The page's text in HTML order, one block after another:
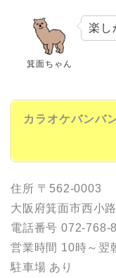
箕面ちゃん
楽し
カラオケバンバ
住所 〒562-0003
大阪府箕面市西小
電話番号 072-768-
営業時間 10時～翌
駐車場 あり